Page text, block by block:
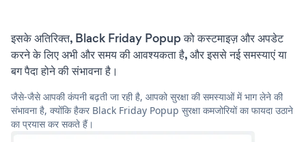
इसके अतिरिक्त, Black Friday Popup को कस्टमाइज़ और अपडेट
करने के लिए अभी और समय की आवश्यकता है, और इससे नई समस्याएं या
बग पैदा होने की संभावना है।
जैसे-जैसे आपकी कंपनी बढ़ती जा रही है, आपको सुरक्षा की समस्याओं में भाग लेने की
संभावना है, क्योंकि हैकर Black Friday Popup सुरक्षा कमजोरियों का फायदा उठाने
का प्रयास कर सकते हैं।